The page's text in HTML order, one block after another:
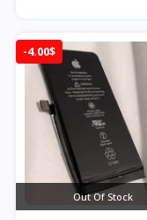
-4.00$
Out Of Stock